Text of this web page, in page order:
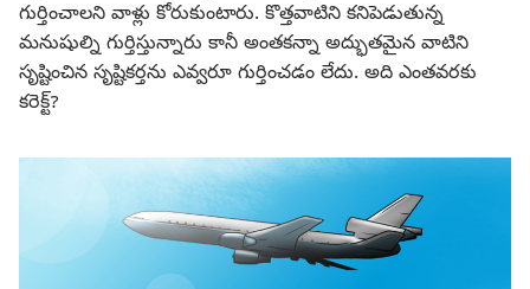
గుర్తించాలని వాళ్లు కోరుకుంటారు. కొత్తవాటిని కనిపెడుతున్న
మనుషుల్ని గుర్తిస్తున్నారు కానీ అంతకన్నా అద్భుతమైన వాటిని
సృష్టించిన సృష్టికర్తను ఎవ్వరూ గుర్తించడం లేదు. అది ఎంతవరకు
కరెక్ట్‌?